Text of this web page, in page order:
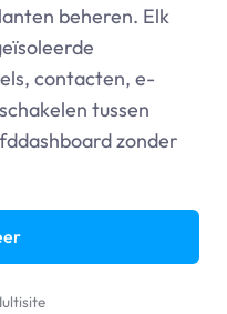
beheren. Elk
contacten, e-
tussen
zonder